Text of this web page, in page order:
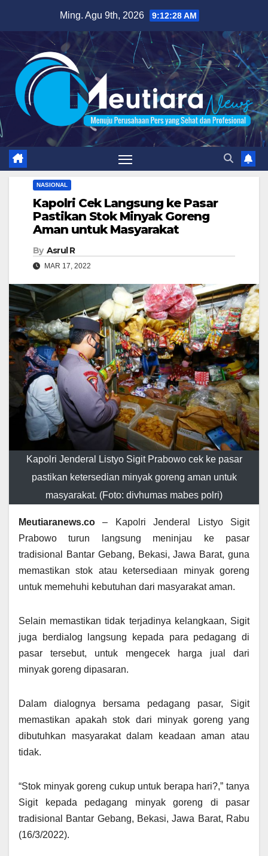
content
Ming. Agu 9th, 2026 9:12:29 AM
NASIONAL
Kapolri Cek Langsung ke Pasar
Pastikan Stok Minyak Goreng
Aman untuk Masyarakat
By Asrul R
MAR 17, 2022
Kapolri Jenderal Listyo Sigit Prabowo cek ke pasar
pastikan ketersedian minyak goreng aman untuk
masyarakat. (Foto: divhumas mabes polri)
Meutiaranews.co – Kapolri Jenderal Listyo Sigit
Prabowo turun langsung meninjau ke pasar
tradisional Bantar Gebang, Bekasi, Jawa Barat, guna
memastikan stok atau ketersediaan minyak goreng
untuk memehuhi kebutuhan dari masyarakat aman.
Selain memastikan tidak terjadinya kelangkaan, Sigit
juga berdialog langsung kepada para pedagang di
pasar tersebut, untuk mengecek harga jual dari
minyak goreng dipasaran.
Dalam dialognya bersama pedagang pasar, Sigit
memastikan apakah stok dari minyak goreng yang
dibutuhkan masyarakat dalam keadaan aman atau
tidak.
“Stok minyak goreng cukup untuk berapa hari?,” tanya
Sigit kepada pedagang minyak goreng di pasar
tradisional Bantar Gebang, Bekasi, Jawa Barat, Rabu
(16/3/2022).